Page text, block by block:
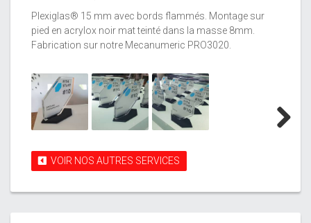
Plexiglas® 15 mm avec bords flammés. Montage sur
pied en acrylox noir mat teinté dans la masse 8mm.
Fabrication sur notre Mecanumeric PRO3020.
VOIR NOS AUTRES SERVICES